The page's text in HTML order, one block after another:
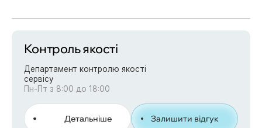
Контроль якості
Департамент контролю якості
сервісу
Пн-Пт з 8:00 до 18:00
Детальніше Залишити відгук